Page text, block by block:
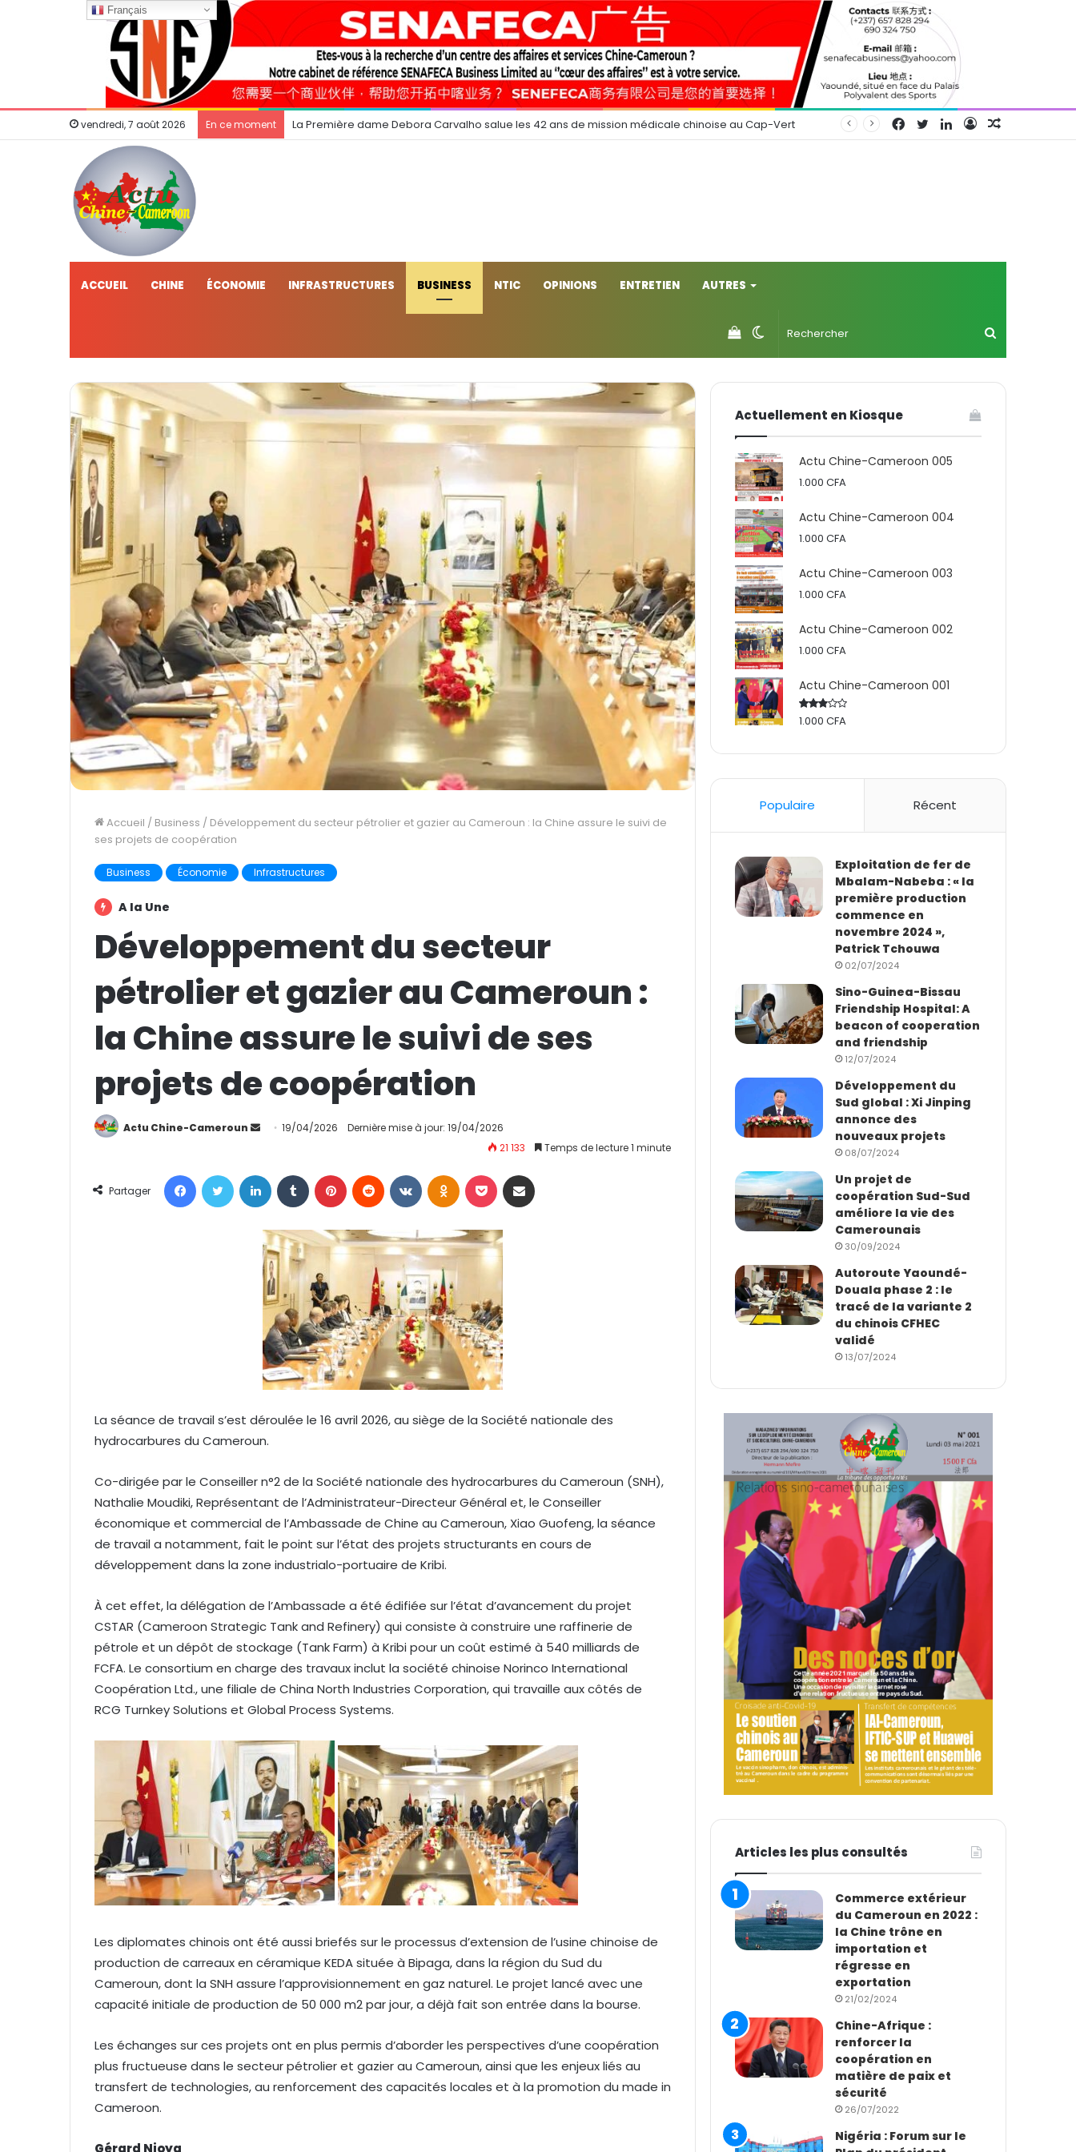
vendredi, 7 août 2026 En ce moment La Première dame Debora Carvalho salue les 42 ans de mission médicale chinoise au Cap-Vert Connexion
Linkedin
Twitter
Facebook
ACCUEIL CHINE ÉCONOMIE INFRASTRUCTURES BUSINESS NTIC OPINIONS ENTRETIEN AUTRES
Switch
skin
Voir
votre
Accueil / Business / Développement du secteur pétrolier et gazier au Cameroun : la Chine assure le suivi de
ses projets de coopération
Business Économie Infrastructures
A la Une
Développement du secteur
pétrolier et gazier au Cameroun :
la Chine assure le suivi de ses
projets de coopération
Actu Chine-Cameroun
y
r
u
n
c
u
r
r
e
19/04/2026
Dernière mise à jour: 19/04/2026
21 133
Temps de lecture 1 minute
Partager
La séance de travail s’est déroulée le 16 avril 2026, au siège de la Société nationale des
hydrocarbures du Cameroun.
Co-dirigée par le Conseiller n°2 de la Société nationale des hydrocarbures du Cameroun (SNH),
Nathalie Moudiki, Représentant de l’Administrateur-Directeur Général et, le Conseiller
économique et commercial de l’Ambassade de Chine au Cameroun, Xiao Guofeng, la séance
de travail a notamment, fait le point sur l’état des projets structurants en cours de
développement dans la zone industrialo-portuaire de Kribi.
À cet effet, la délégation de l’Ambassade a été édifiée sur l’état d’avancement du projet
CSTAR (Cameroon Strategic Tank and Refinery) qui consiste à construire une raffinerie de
pétrole et un dépôt de stockage (Tank Farm) à Kribi pour un coût estimé à 540 milliards de
FCFA. Le consortium en charge des travaux inclut la société chinoise Norinco International
Coopération Ltd., une filiale de China North Industries Corporation, qui travaille aux côtés de
RCG Turnkey Solutions et Global Process Systems.
Les diplomates chinois ont été aussi briefés sur le processus d’extension de l’usine chinoise de
production de carreaux en céramique KEDA située à Bipaga, dans la région du Sud du
Cameroun, dont la SNH assure l’approvisionnement en gaz naturel. Le projet lancé avec une
capacité initiale de production de 50 000 m2 par jour, a déjà fait son entrée dans la bourse.
Les échanges sur ces projets ont en plus permis d’aborder les perspectives d’une coopération
plus fructueuse dans le secteur pétrolier et gazier au Cameroun, ainsi que les enjeux liés au
transfert de technologies, au renforcement des capacités locales et à la promotion du made in
Cameroon.
Actuellement en Kiosque
Actu Chine-Cameroon 005
1.000CFA
Actu Chine-Cameroon 004
1.000CFA
Actu Chine-Cameroon 003
1.000CFA
Actu Chine-Cameroon 002
1.000CFA
Actu Chine-Cameroon 001
Rated
1.000CFA
Populaire Récent
Exploitation de fer de
Mbalam-Nabeba : « la
première production
commence en
novembre 2024 »,
Patrick Tchouwa
02/07/2024
Sino-Guinea-Bissau
Friendship Hospital: A
beacon of cooperation
and friendship
12/07/2024
Développement du
Sud global : Xi Jinping
annonce des
nouveaux projets
08/07/2024
Un projet de
coopération Sud-Sud
améliore la vie des
Camerounais
30/09/2024
Autoroute Yaoundé-
Douala phase 2 : le
tracé de la variante 2
du chinois CFHEC
validé
13/07/2024
Articles les plus consultés
Commerce extérieur
du Cameroun en 2022 :
la Chine trône en
importation et
régresse en
exportation
21/02/2024
Chine-Afrique :
renforcer la
coopération en
matière de paix et
sécurité
26/07/2022
Nigéria : Forum sur le
Français